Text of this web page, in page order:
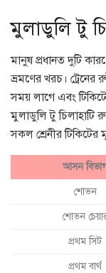
মুলাডুলি টু
মানুষ প্রধানত দুটি
ভ্রমণের খরচ। ট্রেনের
সময় লাগে এবং
মুলাডুলি টু চিলাহাটি
সকল শ্রেনীর টিকিটের
আসন
শোভন
শোভন
প্রথম সিট
প্রথম বার্থ